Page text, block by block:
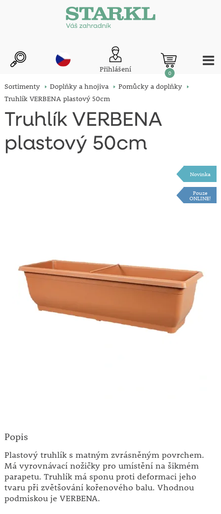
Přihlášení 0
Sortimenty Doplňky a hnojiva
Pomůcky a doplňky
Truhlík VERBENA plastový 50cm
Truhlík VERBENA
plastový 50cm
Novinka
Pouze
ONLINE!
Popis
Plastový truhlík s matným zvrásněným povrchem.
Má vyrovnávací nožičky pro umístění na šikmém
parapetu. Truhlík má sponu proti deformaci jeho
tvaru při zvětšování kořenového balu. Vhodnou
podmiskou je VERBENA.